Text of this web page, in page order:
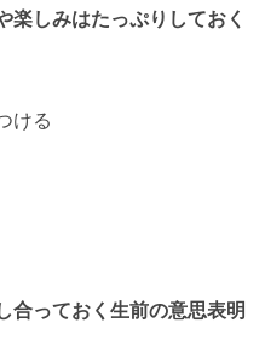
楽しみはたっぷりしておく
ける
合っておく生前の意思表明